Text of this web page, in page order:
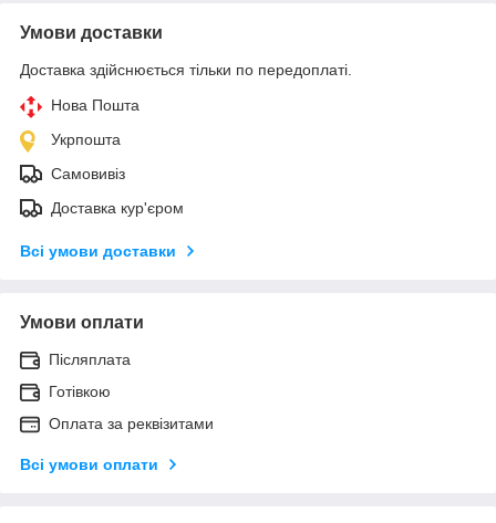
Умови доставки
Доставка здійснюється тільки по передоплаті.
Нова Пошта
Укрпошта
Самовивіз
Доставка кур'єром
Всі умови доставки
Умови оплати
Післяплата
Готівкою
Оплата за реквізитами
Всі умови оплати